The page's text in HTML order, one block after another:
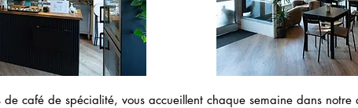
de café de spécialité, vous accueillent chaque semaine dans